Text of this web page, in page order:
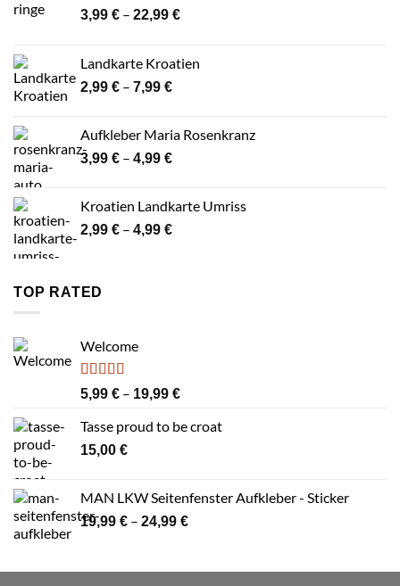
3,99 € – 22,99 €Preisspanne:
22,99 €
Landkarte Kroatien
2,99 € – 7,99 €Preisspanne:
7,99 €
Aufkleber Maria Rosenkranz
3,99 € – 4,99 €Preisspanne:
4,99 €
Kroatien Landkarte Umriss
2,99 € – 4,99 €Preisspanne:
TOP RATED
Welcome
Bewertet
mit
von 5
5,99 € – 19,99 €Preisspanne:
bis
Tasse proud to be croat
15,00 €
MAN LKW Seitenfenster Aufkleber - Sticker
19,99 € – 24,99 €Preisspanne:
24,99 €